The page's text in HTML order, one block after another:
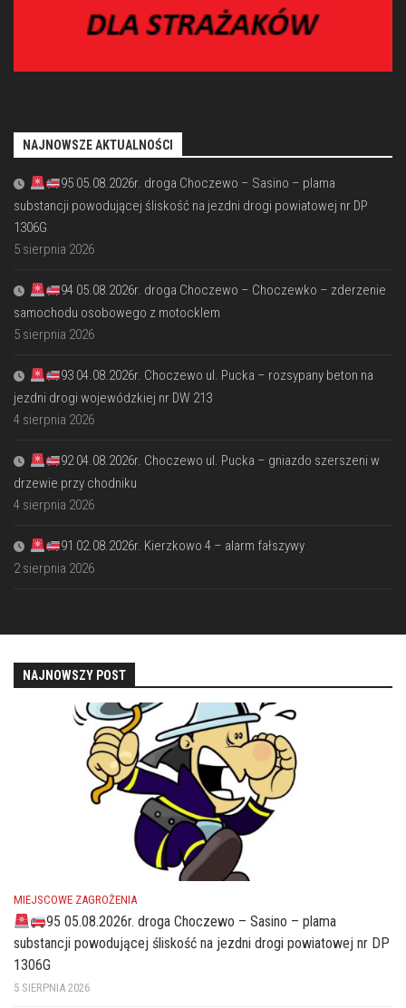
NAJNOWSZE AKTUALNOŚCI
95 05.08.2026r. droga Choczewo – Sasino – plama
substancji powodującej śliskość na jezdni drogi powiatowej nr DP
1306G
5 sierpnia 2026
94 05.08.2026r. droga Choczewo – Choczewko – zderzenie
samochodu osobowego z motocklem
5 sierpnia 2026
93 04.08.2026r. Choczewo ul. Pucka – rozsypany beton na
jezdni drogi wojewódzkiej nr DW 213
4 sierpnia 2026
92 04.08.2026r. Choczewo ul. Pucka – gniazdo szerszeni w
drzewie przy chodniku
4 sierpnia 2026
91 02.08.2026r. Kierzkowo 4 – alarm fałszywy
2 sierpnia 2026
NAJNOWSZY POST
MIEJSCOWE ZAGROŻENIA
95 05.08.2026r. droga Choczewo – Sasino – plama
substancji powodującej śliskość na jezdni drogi powiatowej nr DP
1306G
5 SIERPNIA 2026